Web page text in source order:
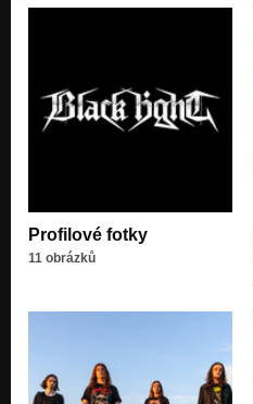
Apple
Black Light (EP)
Demons Will Be Fed
Profilové fotky
11 obrázků